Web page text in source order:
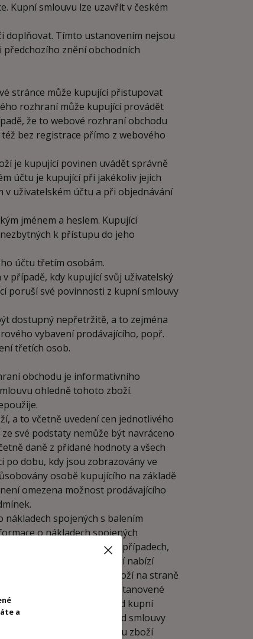
Kupní smlouvu lze uzavřít v českém
doplňovat. Tímto ustanovením nejsou
znění obchodních
stránce může kupující přistupovat
rozhraní může kupující provádět
že to webové rozhraní obchodu
bez registrace přímo z webového
je kupující povinen uvádět správně
účtu je kupující při jakékoliv jejich
v uživatelském účtu a při objednávání
jménem a heslem. Kupující
k přístupu do jeho
účtu třetím osobám.
případě, kdy kupující svůj uživatelský
poruší své povinnosti z kupní smlouvy
dostupný nepřetržitě, a to zejména
vybavení prodávajícího, popř.
třetích osob.
obchodu je informativního
ohledně tohoto zboží.
a to včetně uvedení cen jednotlivého
své podstaty nemůže být navráceno
daně z přidané hodnoty a všech
po dobu, kdy jsou zobrazovány ve
osobě kupujícího na základě
omezena možnost prodávajícího
spojených s balením
o nákladech spojených
obchodu platí pouze v případech,
V případě, kdy prodávající nabízí
bezplatnou dopravu zboží na straně
zboží ve výši stanovené
částečnému odstoupení od kupní
nedošlo k odstoupení od smlouvy
pro vznik práva na dopravu zboží
a